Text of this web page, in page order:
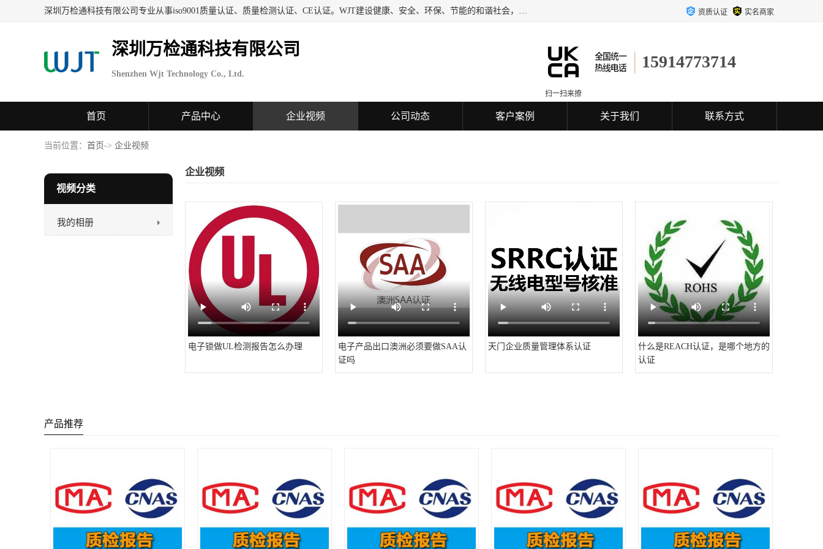
深圳万检通科技有限公司专业从事iso9001质量认证、质量检测认证、CE认证。WJT建设健康、安全、环保、节能的和谐社会，力图在检验、鉴定、测试及认证领域成为受人信赖的机构。 资质认证 实名商家
深圳万检通科技有限公司
Shenzhen Wjt Technology Co., Ltd.
15914773714
扫一扫来撩
首页 产品中心 企业视频 公司动态 客户案例 关于我们 联系方式
当前位置： 首页-> 企业视频
视频分类
我的相册
企业视频
电子锁做UL检测报告怎么办理
电子产品出口澳洲必须要做SAA认
证吗
天门企业质量管理体系认证
什么是REACH认证，是哪个地方的
认证
产品推荐